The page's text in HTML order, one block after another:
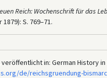
Reich: Wochenschrift für das
S. 769–71.
in: German History
de/reichsgruendung-